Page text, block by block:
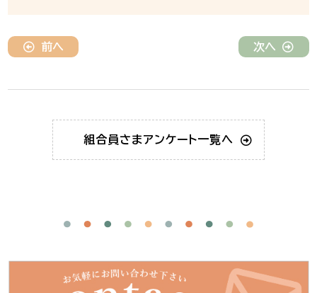
前へ 次へ
組合員さまアンケート一覧へ